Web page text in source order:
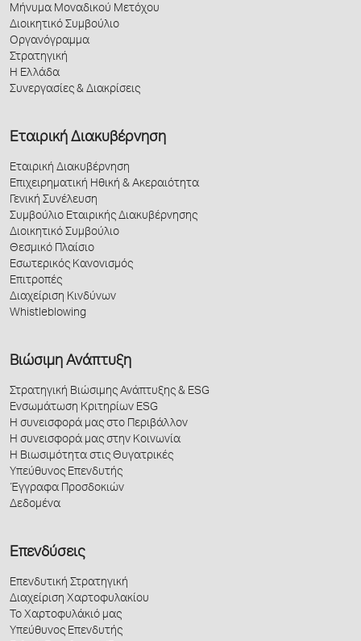
Μήνυμα Μοναδικού Μετόχου
Διοικητικό Συμβούλιο
Οργανόγραμμα
Στρατηγική
Η Ελλάδα
Συνεργασίες & Διακρίσεις
Εταιρική Διακυβέρνηση
Εταιρική Διακυβέρνηση
Επιχειρηματική Ηθική & Ακεραιότητα
Γενική Συνέλευση
Συμβούλιο Εταιρικής Διακυβέρνησης
Διοικητικό Συμβούλιο
Θεσμικό Πλαίσιο
Εσωτερικός Κανονισμός
Επιτροπές
Διαχείριση Κινδύνων
Whistleblowing
Βιώσιμη Ανάπτυξη
Στρατηγική Βιώσιμης Ανάπτυξης & ESG
Ενσωμάτωση Κριτηρίων ESG
Η συνεισφορά μας στο Περιβάλλον
Η συνεισφορά μας στην Κοινωνία
Η Βιωσιμότητα στις Θυγατρικές
Υπεύθυνος Επενδυτής
Έγγραφα Προσδοκιών
Δεδομένα
Επενδύσεις
Επενδυτική Στρατηγική
Διαχείριση Χαρτοφυλακίου
Το Χαρτοφυλάκιό μας
Υπεύθυνος Επενδυτής